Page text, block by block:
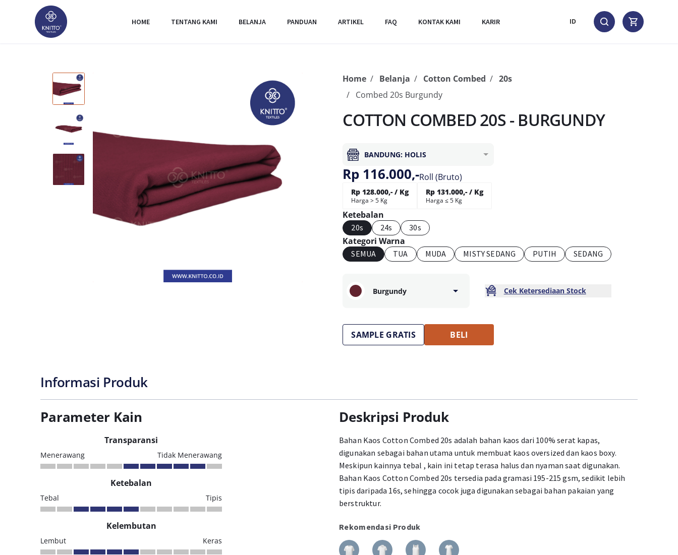
HOME TENTANG KAMI BELANJA PANDUAN ARTIKEL FAQ KONTAK KAMI KARIR ID
Home Belanja Cotton Combed
20s
Combed 20s Burgundy
COTTON COMBED 20S - BURGUNDY
BANDUNG: HOLIS
Rp 116.000,-Roll (Bruto)
Rp 128.000,- / Kg
Harga > 5 Kg
Rp 131.000,- / Kg
Harga ≤ 5 Kg
Ketebalan
20s 24s 30s
Kategori Warna
SEMUA TUA MUDA MISTY SEDANG PUTIH SEDANG
Burgundy Cek Ketersediaan Stock
SAMPLE GRATIS BELI
Informasi Produk
Parameter Kain
Transparansi
Menerawang Tidak Menerawang
Ketebalan
Tebal Tipis
Kelembutan
Lembut Keras
Deskripsi Produk
Bahan Kaos Cotton Combed 20s adalah bahan kaos dari 100% serat kapas,
digunakan sebagai bahan utama untuk membuat kaos oversized dan kaos boxy.
Meskipun kainnya tebal , kain ini tetap terasa halus dan nyaman saat digunakan.
Bahan Kaos Cotton Combed 20s tersedia pada gramasi 195-215 gsm, sedikit lebih
tipis daripada 16s, sehingga cocok juga digunakan sebagai bahan pakaian yang
berstruktur.
Rekomendasi Produk